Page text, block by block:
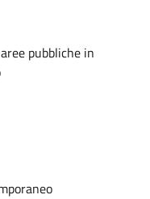
pubbliche in